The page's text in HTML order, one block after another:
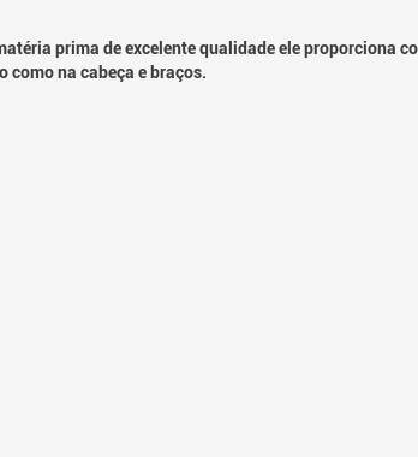
prima de excelente qualidade ele proporciona
como na cabeça e braços.